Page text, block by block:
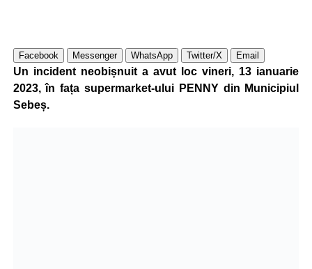
Facebook Messenger WhatsApp Twitter/X Email
Un incident neobișnuit a avut loc vineri, 13 ianuarie
2023, în fața supermarket-ului PENNY din Municipiul
Sebeș.